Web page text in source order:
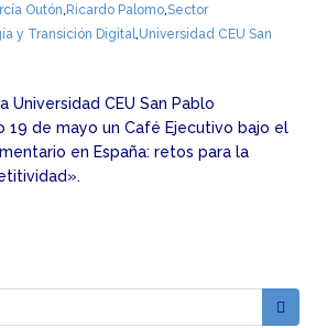
Outón, Ricardo Palomo,Sector
y Transición Digital,Universidad CEU San
Universidad CEU San Pablo
19 de mayo un Café Ejecutivo bajo el
en España: retos para la